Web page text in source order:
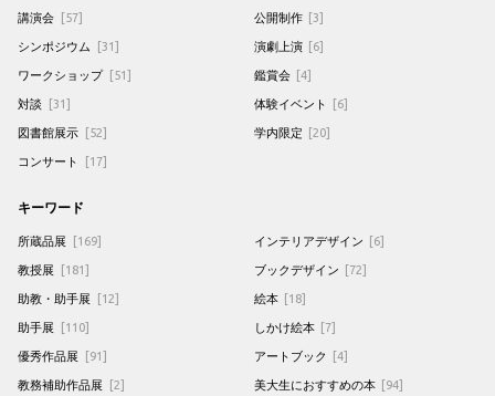
講演会 [57]
シンポジウム [31]
ワークショップ [51]
対談 [31]
図書館展示 [52]
コンサート [17]
公開制作 [3]
演劇上演 [6]
鑑賞会 [4]
体験イベント [6]
学内限定 [20]
キーワード
所蔵品展 [169]
教授展 [181]
助教・助手展 [12]
助手展 [110]
優秀作品展 [91]
教務補助作品展 [2]
インテリアデザイン [6]
ブックデザイン [72]
絵本 [18]
しかけ絵本 [7]
アートブック [4]
美大生におすすめの本 [94]